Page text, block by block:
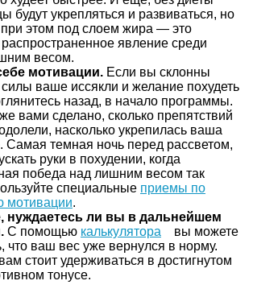
укрепляться и развиваться, но
при этом под слоем жира — это
распространенное явление среди
весом.
мотивации. Если вы склонны
силы ваше иссякли и желание похудеть
назад, в начало программы.
вами сделано, сколько препятствий
насколько укрепилась ваша
Самая темная ночь перед рассветом,
руки в похудении, когда
победа над лишним весом так
специальные приемы по
.
нуждаетесь ли вы в дальнейшем
С помощью калькулятора вы можете
что ваш вес уже вернулся в норму.
стоит удерживаться в достигнутом
тонусе.